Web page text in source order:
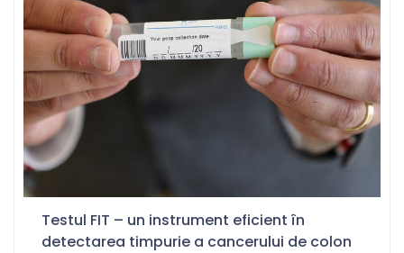
Testul FIT – un instrument eficient în
detectarea timpurie a cancerului de colon